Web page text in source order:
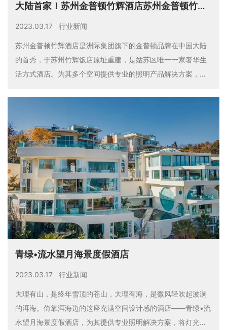
大陆首家！苏州金普顿竹辉酒店苏州金普顿竹辉
酒店是洲际集团旗下的金普顿品牌
2023.03.17 行业新闻
苏州金普顿竹辉酒店是洲际集团旗下的金普顿品牌在中国大陆
的首秀，于苏州竹辉饭店原址重建，是姑苏区唯一一家奢华生
活方式酒店。为其多个空间提供专业的照明产品解决方案，缔
州竹辉饭店更是一代苏州人心中难忘的回忆，承载着老苏州人
30多年的记忆和情怀。
青绿•流水望月海景度假酒店
2023.03.17 行业新闻
大理有山，是终年雪顶的苍山，大理有海，是微风轻吹起波澜
的洱海。倚靠洱海边的这座充满空间设计感的酒店——青绿•流
水望月海景度假酒店，为其提供专业照明解决方案，将灯光、